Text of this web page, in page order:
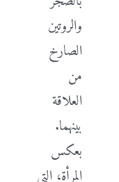
والروتين
الصارخ
من
العلاقة
بينهما.
بعكس
المرأة، التي